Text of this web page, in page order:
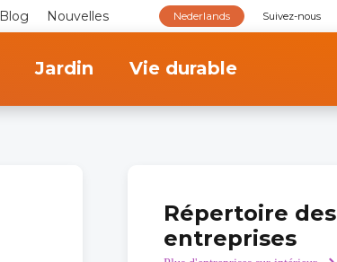
Blog Nouvelles Suivez-nous
Nederlands
Jardin Vie durable
Répertoire des
entreprises